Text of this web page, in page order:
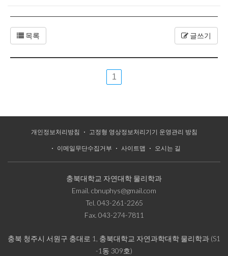
목록 글쓰기
1
개인정보처리방침 고정형 영상정보처리기기 운영관리 방침
이메일무단수집거부 사이트맵 오시는 길
충북대학교 자연대학 물리학과
Email. cbnuphys@gmail.com
Tel. 043-261-2265
Fax. 043-274-7811
충북 청주시 서원구 충대로 1, 충북대학교 자연과학대학 물리학과 (S1
-1동 309호)